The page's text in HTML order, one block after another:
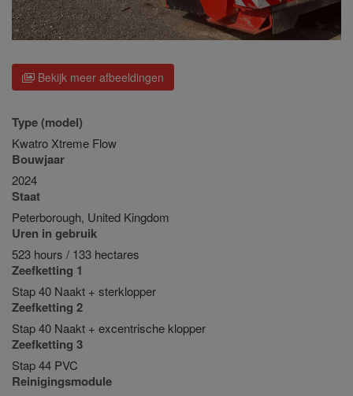
Bekijk meer afbeeldingen
Type (model)
Kwatro Xtreme Flow
Bouwjaar
2024
Staat
Peterborough, United Kingdom
Uren in gebruik
523 hours / 133 hectares
Zeefketting 1
Stap 40 Naakt + sterklopper
Zeefketting 2
Stap 40 Naakt + excentrische klopper
Zeefketting 3
Stap 44 PVC
Reinigingsmodule